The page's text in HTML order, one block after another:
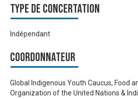
Type de Concertation
Indépendant
Coordonnateur
Global Indigenous Youth Caucus, Food
Organization of the United Nations &